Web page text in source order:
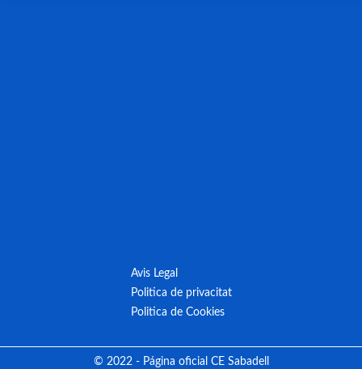
Avis Legal
Politica de privacitat
Politica de Cookies
© 2022 - Página oficial CE Sabadell